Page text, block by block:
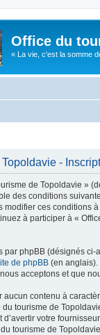
Office du
« La vie, c'est la somme
-
de Topoldavie »
des conditions
modifier ces conditions
à participer à «
par phpBB (désignés
de phpBB (en anglais).
acceptons et que
aucun contenu à
du tourisme de
votre
tourisme de